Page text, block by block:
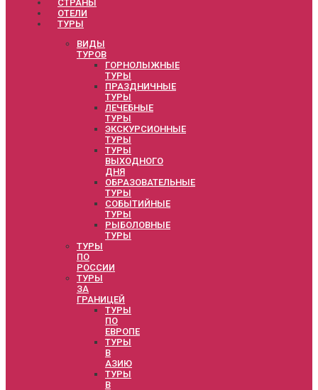
СТРАНЫ
ОТЕЛИ
ТУРЫ
ВИДЫ
ТУРОВ
ГОРНОЛЫЖНЫЕ
ТУРЫ
ПРАЗДНИЧНЫЕ
ТУРЫ
ЛЕЧЕБНЫЕ
ТУРЫ
ЭКСКУРСИОННЫЕ
ТУРЫ
ТУРЫ
ВЫХОДНОГО
ДНЯ
ОБРАЗОВАТЕЛЬНЫЕ
ТУРЫ
СОБЫТИЙНЫЕ
ТУРЫ
РЫБОЛОВНЫЕ
ТУРЫ
ТУРЫ
ПО
РОССИИ
ТУРЫ
ЗА
ГРАНИЦЕЙ
ТУРЫ
ПО
ЕВРОПЕ
ТУРЫ
В
АЗИЮ
ТУРЫ
В